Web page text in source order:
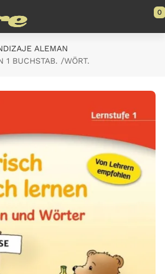
0
ALEMAN
1 BUCHSTAB. /WÖRT.